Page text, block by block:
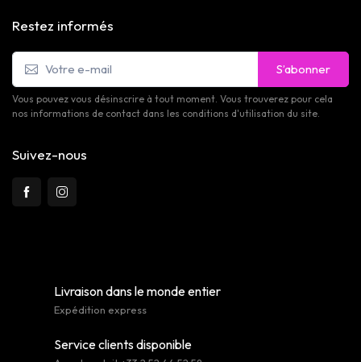
Restez informés
S’abonner
Vous pouvez vous désinscrire à tout moment. Vous trouverez pour cela
nos informations de contact dans les conditions d'utilisation du site.
Suivez-nous
Livraison dans le monde entier
Expédition express
Service clients disponible